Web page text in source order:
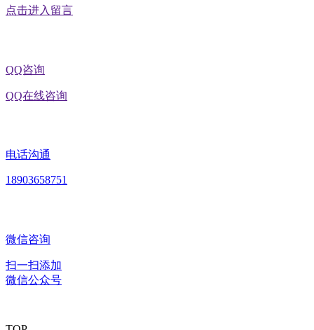
点击进入留言
QQ咨询
QQ在线咨询
电话沟通
18903658751
微信咨询
扫一扫添加
微信公众号